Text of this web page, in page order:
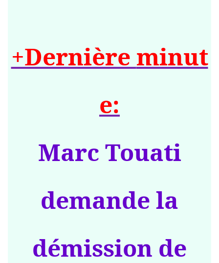
+Dernière minut
e:
Marc Touati
demande la
démission de